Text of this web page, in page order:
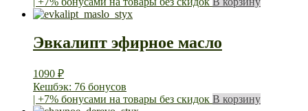
Эвкалипт эфирное масло
1090 ₽
Кешбэк: 76 бонусов
| +7% бонусами на товары без скидок В корзину